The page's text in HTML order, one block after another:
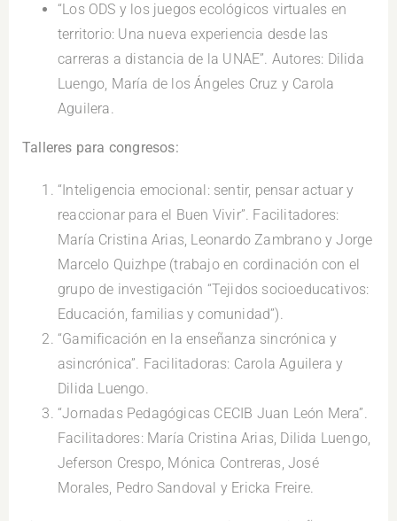
“Los ODS y los juegos ecológicos virtuales en
territorio: Una nueva experiencia desde las
carreras a distancia de la UNAE”. Autores: Dilida
Luengo, María de los Ángeles Cruz y Carola
Aguilera.
Talleres para congresos:
“Inteligencia emocional: sentir, pensar actuar y
reaccionar para el Buen Vivir”. Facilitadores:
María Cristina Arias, Leonardo Zambrano y Jorge
Marcelo Quizhpe (trabajo en cordinación con el
grupo de investigación “Tejidos socioeducativos:
Educación, familias y comunidad”).
“Gamificación en la enseñanza sincrónica y
asincrónica”. Facilitadoras: Carola Aguilera y
Dilida Luengo.
“Jornadas Pedagógicas CECIB Juan León Mera”.
Facilitadores: María Cristina Arias, Dilida Luengo,
Jeferson Crespo, Mónica Contreras, José
Morales, Pedro Sandoval y Ericka Freire.